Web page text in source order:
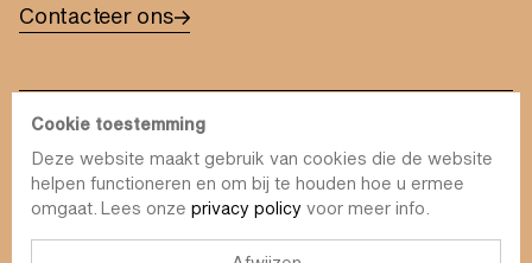
Contacteer ons
info@value-square.be
+32 9 241 57 57
Over ons
Cookie toestemming
Deze website maakt gebruik van cookies die de website
helpen functioneren en om bij te houden hoe u ermee
omgaat. Lees onze privacy policy voor meer info.